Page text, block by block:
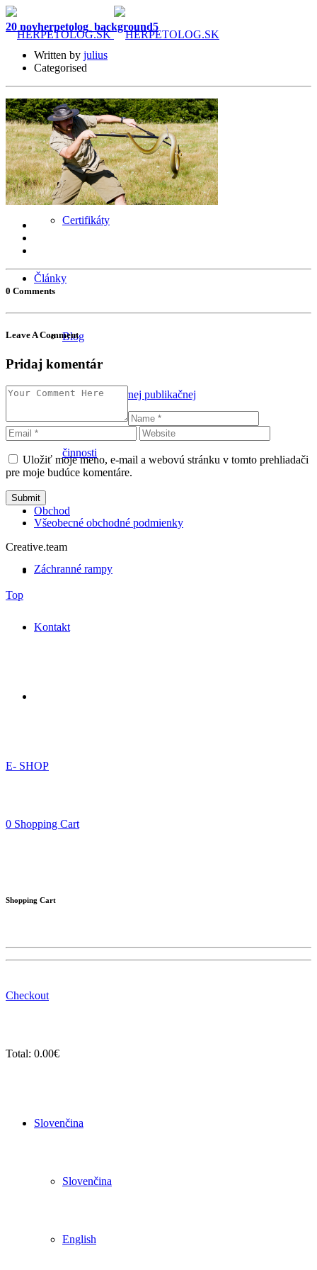
O mne
Služby
Certifikáty
Články
Blog
Zoznam odbornej publikačnej
činnosti
Obchod
Záchranné rampy
Kontakt
E- SHOP
0 Shopping Cart
Shopping Cart
Checkout
Total: 0.00€
Slovenčina
Slovenčina
English
20 novherpetolog_background5
Written by julius
Categorised
0 Comments
Leave A Comment
Pridaj komentár
Uložiť moje meno, e-mail a webovú stránku v tomto prehliadači
pre moje budúce komentáre.
Všeobecné obchodné podmienky
Creative.team
Top